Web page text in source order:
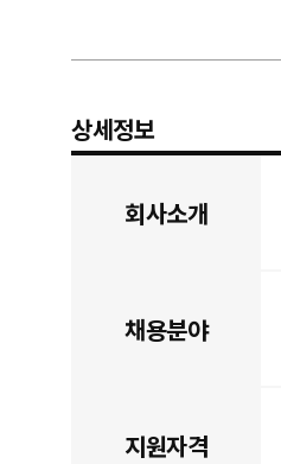
상세정보
회사소개
채용분야
지원자격